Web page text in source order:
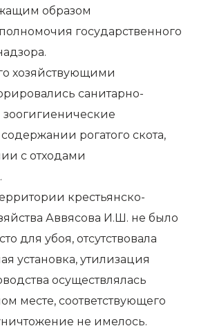
образом
государственного
хозяйствующими
санитарно-
рогатого скота,
с отходами
крестьянско-
Аввясова И.Ш. не было
для убоя, отсутствовала
установка, утилизация
осуществлялась
месте, соответствующего
не имелось.